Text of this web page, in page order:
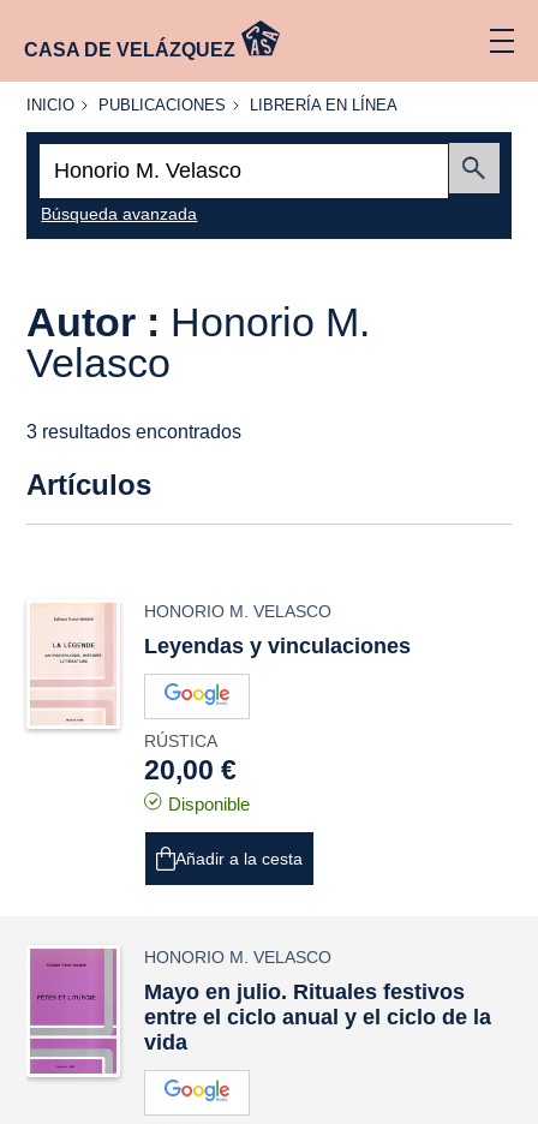
CASA DE VELÁZQUEZ
INICIO
INICIO PUBLICACIONES
PUBLICACIONES
LIBRERÍA
LÍNEA
LIBRERÍA EN LÍNEA
Búsqueda avanzada
Autor : Honorio M.
Velasco
3 resultados encontrados
Artículos
HONORIO M. VELASCO
Leyendas y vinculaciones
RÚSTICA
20,00 €
Disponible
Añadir a la cesta
HONORIO M. VELASCO
Mayo en julio. Rituales festivos
entre el ciclo anual y el ciclo de la
vida